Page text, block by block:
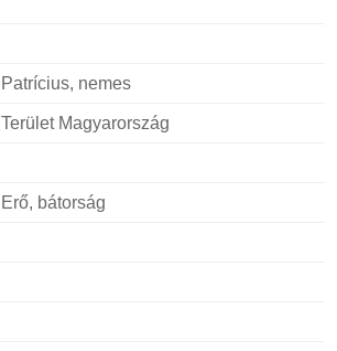
Patrícius, nemes
Terület Magyarország
Erő, bátorság